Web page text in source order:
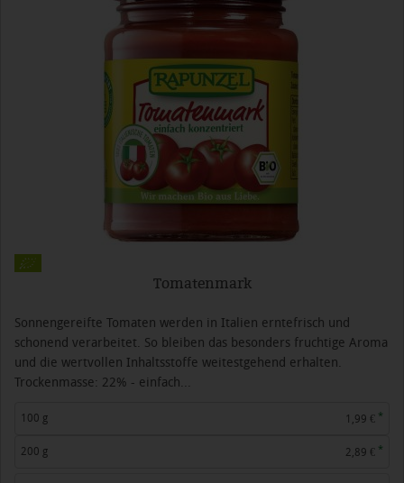
Tomatenmark
Sonnengereifte Tomaten werden in Italien erntefrisch und
schonend verarbeitet. So bleiben das besonders fruchtige Aroma
und die wertvollen Inhaltsstoffe weitestgehend erhalten.
Trockenmasse: 22% - einfach...
100 g 1,99 € *
200 g 2,89 € *